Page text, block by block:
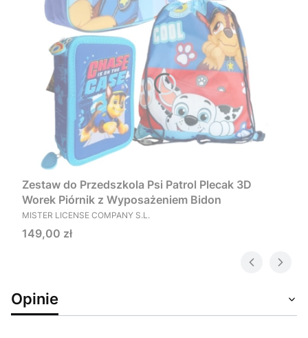
Zestaw do Przedszkola Psi Patrol Plecak 3D
Worek Piórnik z Wyposażeniem Bidon
PRODUCENT
MISTER LICENSE COMPANY S.L.
Cena
149,00 zł
Opinie